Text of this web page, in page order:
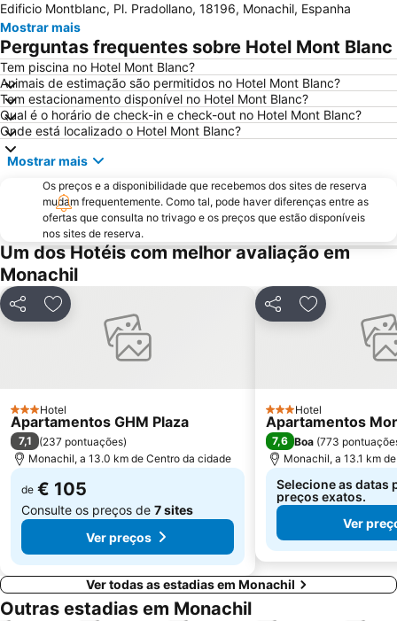
Catedral de Granada
Centro Comercial Neptuno
Albayzín
Realejo-San Matías
Casa Morisca del Horno del Oro
El centro de Granada
Hospital de San Juan de Dios
Torrenueva
Centro Comercial Serrallo Plaza
Sacromonte
Palace of the counts of Gabia
Real Chancillería
Alcaicería
Semana Santa
La Cartuja Monastery
Palacete La Najarra
San Cristóbal
Carmen de Quinta Alegre
Zaidín
La Plaza
Granada Train station
Campo Verde
De las Cuevas
Castillo de Salobreña
Edificio Montblanc, Pl. Pradollano, 18196, Monachil, Espanha
Mostrar mais
Perguntas frequentes sobre Hotel Mont Blanc
Tem piscina no Hotel Mont Blanc?
Animais de estimação são permitidos no Hotel Mont Blanc?
Tem estacionamento disponível no Hotel Mont Blanc?
Qual é o horário de check-in e check-out no Hotel Mont Blanc?
Onde está localizado o Hotel Mont Blanc?
Mostrar mais
Os preços e a disponibilidade que recebemos dos sites de reserva
mudam frequentemente. Como tal, pode haver diferenças entre as
ofertas que consulta no trivago e os preços que estão disponíveis
nos sites de reserva.
Um dos Hotéis com melhor avaliação em
Monachil
PartilharAdicionar aos favoritos
3 Estrelas
Hotel
Apartamentos GHM Plaza
7,1 (237 pontuações)
Monachil, a 13.0 km de Centro da cidade
de € 105
Consulte os preços de 7 sites
Ver preços
PartilharAdicionar
3 Estrelas
Hotel
Apartamentos
7,6 Boa (773
Monachil, a 13.1 km
Selecione as datas
preços exatos.
Ver
Ver todas as estadias em Monachil
Outras estadias em Monachil